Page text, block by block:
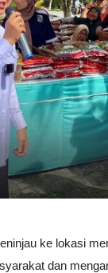
ke lokasi
dan